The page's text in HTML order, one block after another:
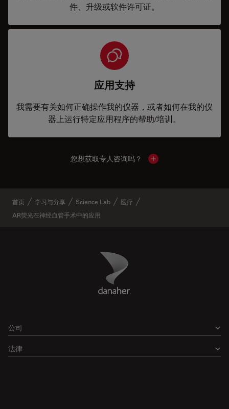
件、升级或软件许可证。
应用支持
我需要有关如何正确操作我的仪器，或者如何在我的仪
器上运行特定应用程序的帮助/培训。
您想获取专人咨询吗？ Show local contacts
首页 学习与分享 Science Lab
医疗
AR荧光在神经血管手术中的应用
Danaher Logo
公司
法律